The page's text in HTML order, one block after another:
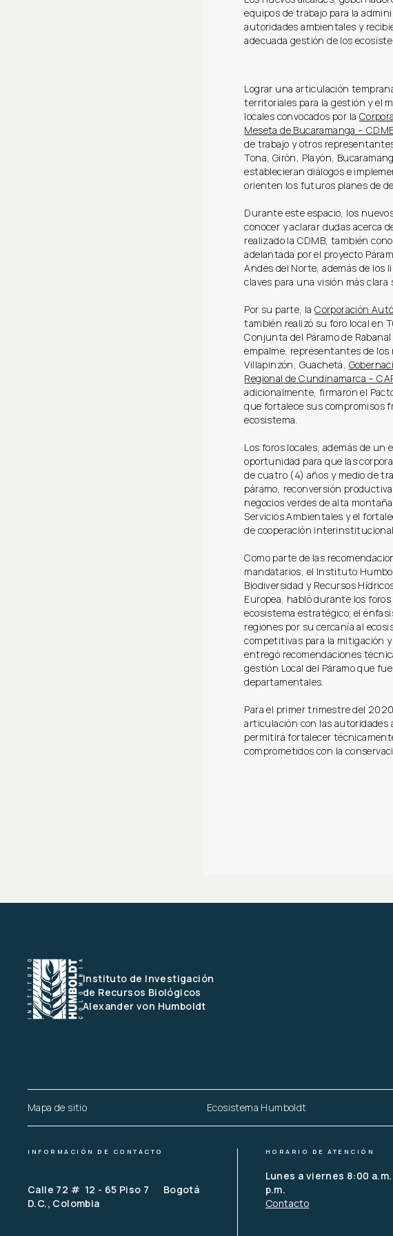
equipos de trabajo para la
autoridades ambientales y
adecuada gestión de los
Lograr una articulación
territoriales para la gestión y el
locales convocados por la
Meseta de Bucaramanga –
de trabajo y otros
Tona, Girón, Playón,
establecieran diálogos e
orienten los futuros planes de
Durante este espacio, los
conocer y aclarar dudas acerca
realizado la CDMB, también
adelantada por el proyecto
Andes del Norte, además de los
claves para una visión más
Por su parte, laCorporación
también realizó su foro local en
Conjunta del Páramo de
empalme, representantes de los
Villapinzón, Guachetá,
Regional de Cundinamarca –
adicionalmente, firmaron el
que fortalece sus compromisos
ecosistema.
Los foros locales, además de un
oportunidad para que las
de cuatro (4) años y medio de
páramo, reconversión
negocios verdes de alta
Servicios Ambientales y el
de cooperación
Como parte de las
mandatarios, el Instituto
Biodiversidad y Recursos
Europea, habló durante los
ecosistema estratégico; el
regiones por su cercanía al
competitivas para la mitigación
entregó recomendaciones
gestión Local del Páramo que
departamentales.
Para el primer trimestre del
articulación con las autoridades
permitirá fortalecer
comprometidos con la
Instituto de Investigación
de Recursos Biológicos
Alexander von Humboldt
Mapa de sitio Ecosistema Humboldt
INFORMACIÓN DE CONTACTO
Calle 72 #  12 - 65 Piso 7      Bogotá
D.C., Colombia
HORARIO DE ATENCIÓN
Lunes a viernes 8:00
p.m.
Contacto